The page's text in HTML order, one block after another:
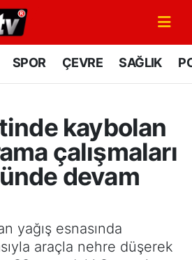
SPOR ÇEVRE SAĞLIK
kaybolan
çalışmaları
devam
yağış esnasında
araçla nehre düşerek
Eczaneler
Vakitleri
Haritası
Durumu ve Fikstür